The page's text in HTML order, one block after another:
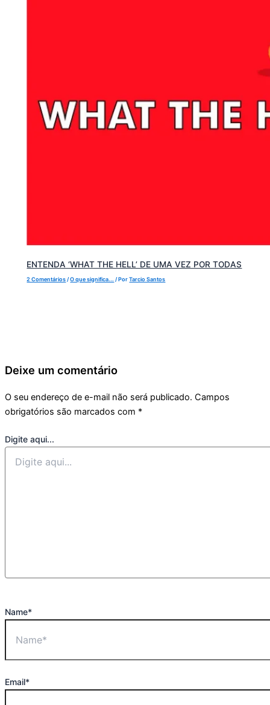
ENTENDA ‘WHAT THE HELL’ DE UMA VEZ POR TODAS
2 Comentários /O que significa... / PorTarcio Santos
Deixe um comentário
O seu endereço de e-mail não será publicado. Campos
obrigatórios são marcados com *
Digite aqui...
Name*
Email*